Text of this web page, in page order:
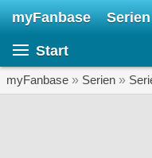
myFanbase Serien
Start
myFanbase » Serien »